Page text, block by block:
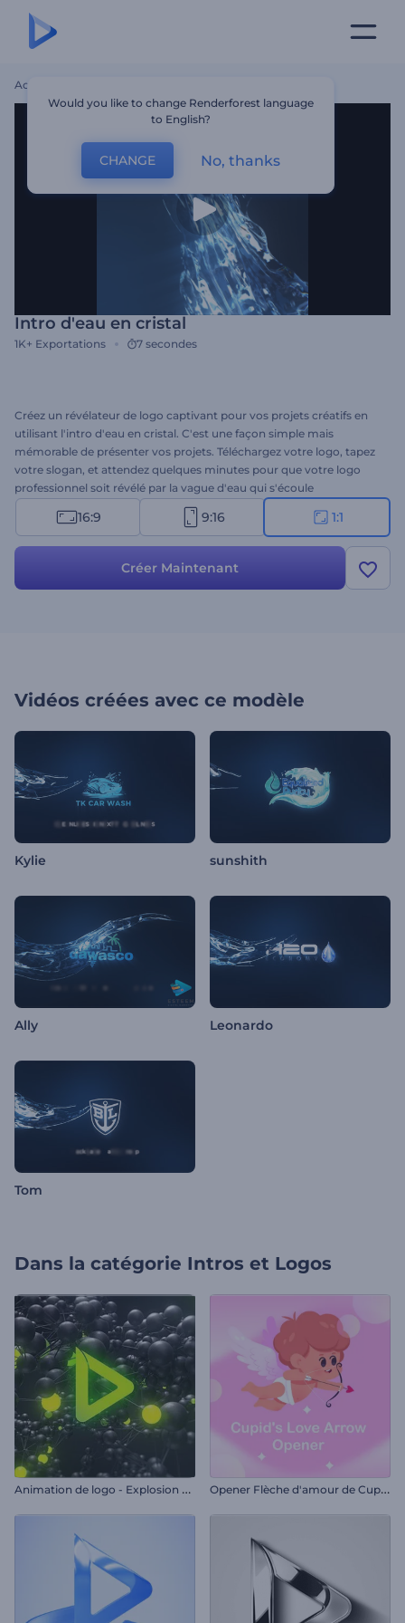
Accueil
Intro d'eau en cristal
1K+ Exportations 7 secondes
Créez un révélateur de logo captivant pour vos projets créatifs en
utilisant l'intro d'eau en cristal. C'est une façon simple mais
mémorable de présenter vos projets. Téléchargez votre logo, tapez
votre slogan, et attendez quelques minutes pour que votre logo
professionnel soit révélé par la vague d'eau qui s'écoule
rapidement. Parfait pour les promotions de produits, les
introductions d'entreprises, les ouvertures de présentations, les
rendre votre marque plus reconnaissable grâce à ce modèle inspiré
16:9 9:16 1:1
Créer Maintenant
Vidéos créées avec ce modèle
Kylie sunshith
Ally Leonardo
Tom
Dans la catégorie Intros et Logos
A
nimation de logo - Explosion moléculaire O
pener Flèche d'amour de Cupidon
Would you like to change Renderforest language
to English?
CHANGE No, thanks